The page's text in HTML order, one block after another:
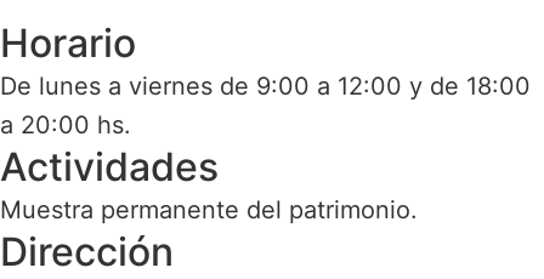
Horario
De lunes a viernes de 9:00 a 12:00 y de 18:00
a 20:00 hs.
Actividades
Muestra permanente del patrimonio.
Dirección